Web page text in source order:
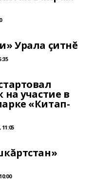
Урала çитнĕ
участие в
«Китап-